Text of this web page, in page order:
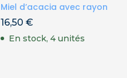
Miel d’acacia avec rayon
16,50 €
En stock, 4 unités